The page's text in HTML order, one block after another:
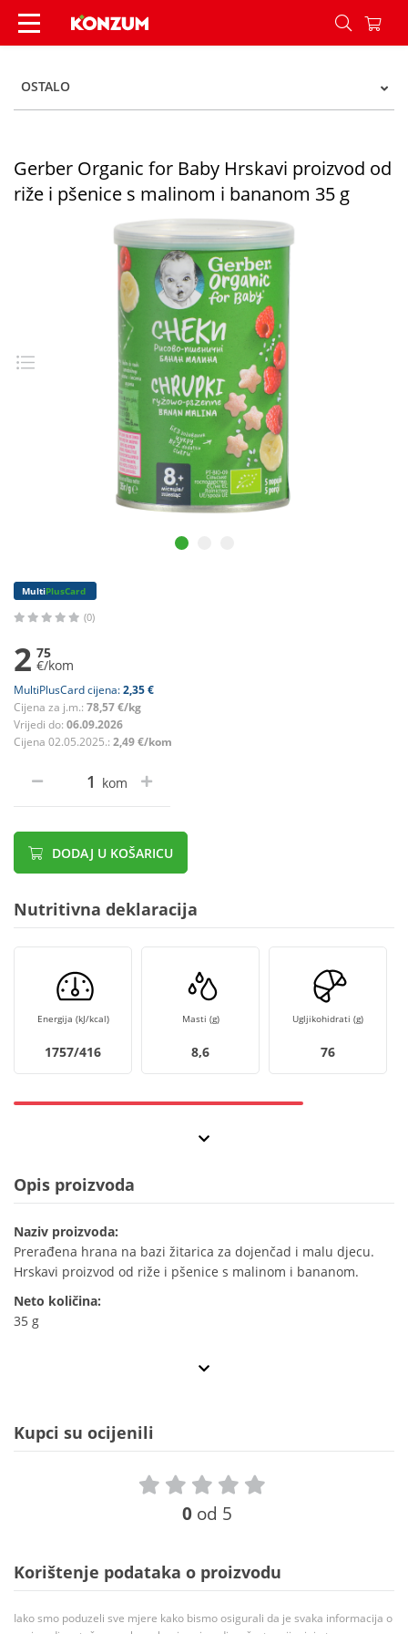
Gerber Organic for Baby Hrskavi proizvod od
OSTALO
Gerber Organic for Baby Hrskavi proizvod od
riže i pšenice s malinom i bananom 35 g
MultiPlusCard
(0)
2 75
€/kom
MultiPlusCard cijena:2,35 €
Cijena za j.m.: 78,57 €/kg
Vrijedi do: 06.09.2026
Cijena 02.05.2025.: 2,49 €/kom
kom
DODAJ U KOŠARICU
Nutritivna deklaracija
Energija (kJ/kcal)
1757/416
Masti (g)
8,6
Ugljikohidrati (g)
76
Opis proizvoda
Naziv proizvoda:
Prerađena hrana na bazi žitarica za dojenčad i malu djecu.
Hrskavi proizvod od riže i pšenice s malinom i bananom.
Neto količina:
35 g
Kupci su ocijenili
0 od 5
Korištenje podataka o proizvodu
Iako smo poduzeli sve mjere kako bismo osigurali da je svaka informacija o